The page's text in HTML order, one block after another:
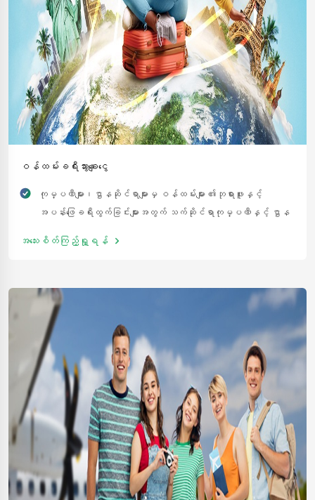
ဝန်ထမ်းခရီးသွားချေးငွေ
ကုမ္ပဏီများ၊ဌာနဆိုင်ရာများမှ ဝန်ထမ်းများ ၏ဘုရားဖူးနှင့်
အပန်းဖြေခရီးထွက်ခြင်းများအတွက် သက်ဆိုင်ရာကုမ္ပဏီနှင့် ဌာန
သက်ဆိုင်ရာကုမ္ပဏီနှင့် ဌာနဆိုင်ရာသို့စုပေါင်း ထုတ်ချေး ပေးမည်
Corporate Guarantee အဖြစ်တာဝန်ယူသော ခရီးသွားချေးငွေအမျိုး
အစားဖြစ်ပါသည်။
အသေးစိတ်ကြည့်ရှု့ရန်